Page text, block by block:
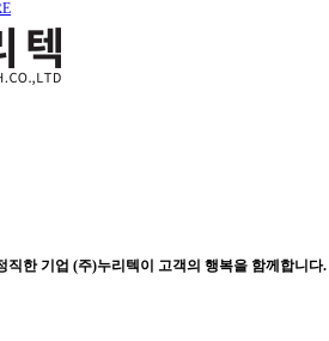
직한 기업 (주)누리텍이 고객의 행복을 함께합니다.